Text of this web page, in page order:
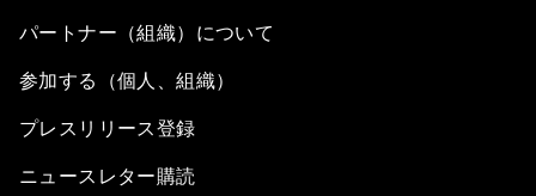
パートナー（組織）について
参加する（個人、組織）
プレスリリース登録
ニュースレター購読